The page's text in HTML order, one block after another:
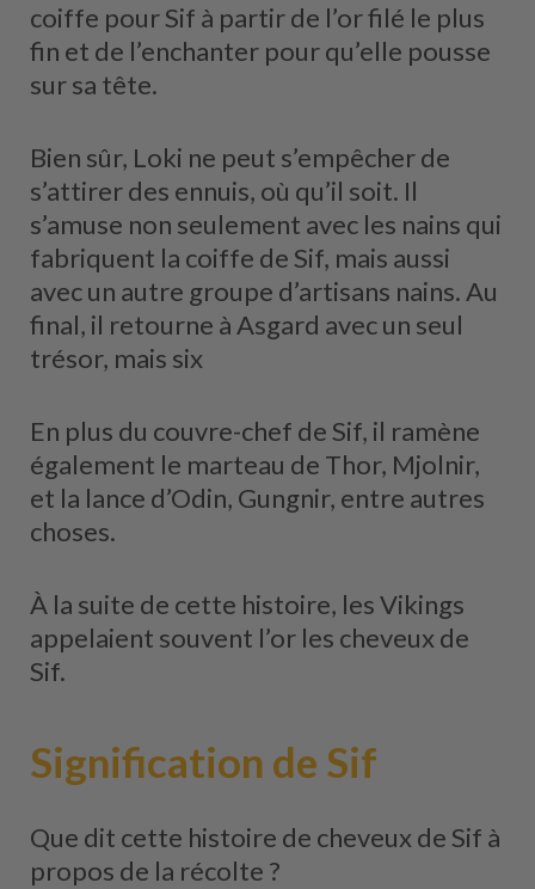
coiffe pour Sif à partir de l’or filé le plus
fin et de l’enchanter pour qu’elle pousse
sur sa tête.
Bien sûr, Loki ne peut s’empêcher de
s’attirer des ennuis, où qu’il soit. Il
s’amuse non seulement avec les nains qui
fabriquent la coiffe de Sif, mais aussi
avec un autre groupe d’artisans nains. Au
final, il retourne à Asgard avec un seul
trésor, mais six
En plus du couvre-chef de Sif, il ramène
également le marteau de Thor, Mjolnir,
et la lance d’Odin, Gungnir, entre autres
choses.
À la suite de cette histoire, les Vikings
appelaient souvent l’or les cheveux de
Sif.
Signification de Sif
Que dit cette histoire de cheveux de Sif à
propos de la récolte ?